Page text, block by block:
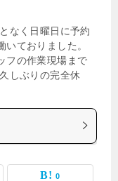
なく日曜日に予約
ておりました。
フの作業現場まで
しぶりの完全休
0